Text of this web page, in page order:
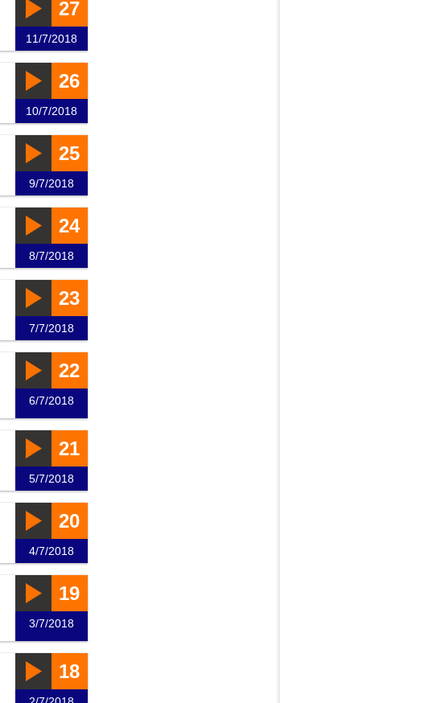
27
11/7/2018
26
10/7/2018
25
9/7/2018
24
8/7/2018
23
7/7/2018
22
6/7/2018
21
5/7/2018
20
4/7/2018
19
3/7/2018
18